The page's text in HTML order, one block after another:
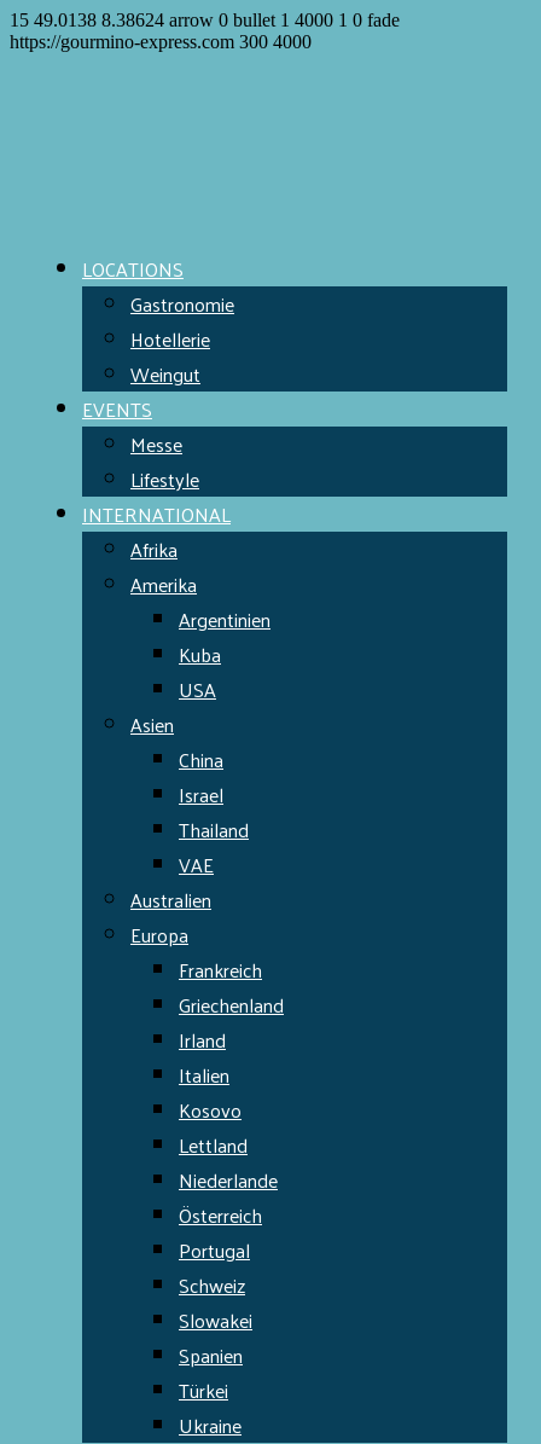
15 49.0138 8.38624 arrow 0 bullet 1 4000 1 0 fade
https://gourmino-express.com 300 4000
LOCATIONS
Gastronomie
Hotellerie
Weingut
EVENTS
Messe
Lifestyle
INTERNATIONAL
Afrika
Amerika
Argentinien
Kuba
USA
Asien
China
Israel
Thailand
VAE
Australien
Europa
Frankreich
Griechenland
Irland
Italien
Kosovo
Lettland
Niederlande
Österreich
Portugal
Schweiz
Slowakei
Spanien
Türkei
Ukraine